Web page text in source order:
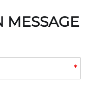
MESSAGE
*